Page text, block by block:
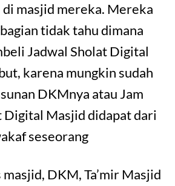
masjid mereka. Mereka
tidak tahu dimana
Jadwal Sholat Digital
karena mungkin sudah
DKMnya atau Jam
Digital Masjid didapat dari
seseorang
DKM, Ta’mir Masjid